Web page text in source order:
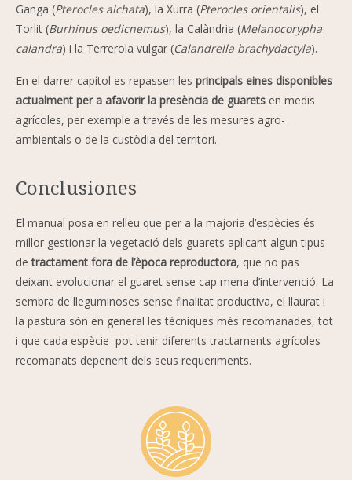
Ganga (Pterocles alchata), la Xurra (Pterocles orientalis), el
Torlit (Burhinus oedicnemus), la Calàndria (Melanocorypha
calandra) i la Terrerola vulgar (Calandrella brachydactyla).
En el darrer capítol es repassen les principals eines disponibles
actualment per a afavorir la presència de guarets en medis
agrícoles, per exemple a través de les mesures agro-
ambientals o de la custòdia del territori.
Conclusiones
El manual posa en relleu que per a la majoria d’espècies és
millor gestionar la vegetació dels guarets aplicant algun tipus
detractament fora de l’època reproductora, que no pas
deixant evolucionar el guaret sense cap mena d’intervenció. La
sembra de lleguminoses sense finalitat productiva, el llaurat i
la pastura són en general les tècniques més recomanades, tot
i que cada espècie pot tenir diferents tractaments agrícoles
recomanats depenent dels seus requeriments.